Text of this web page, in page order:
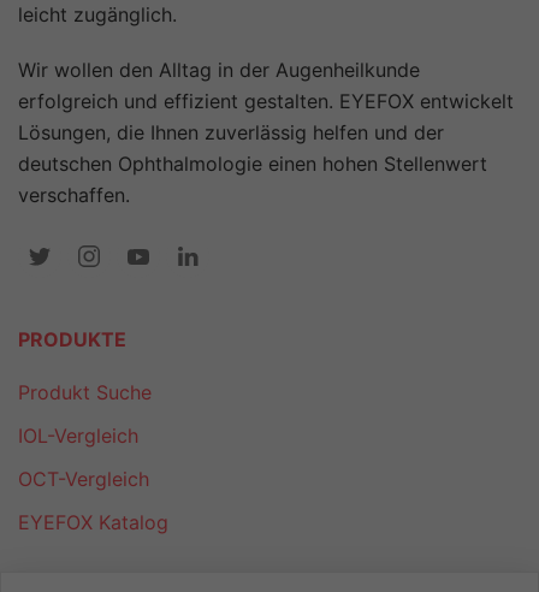
leicht zugänglich.
Wir wollen den Alltag in der Augenheilkunde
erfolgreich und effizient gestalten. EYEFOX entwickelt
Lösungen, die Ihnen zuverlässig helfen und der
deutschen Ophthalmologie einen hohen Stellenwert
verschaffen.
PRODUKTE
Produkt Suche
IOL-Vergleich
OCT-Vergleich
EYEFOX Katalog